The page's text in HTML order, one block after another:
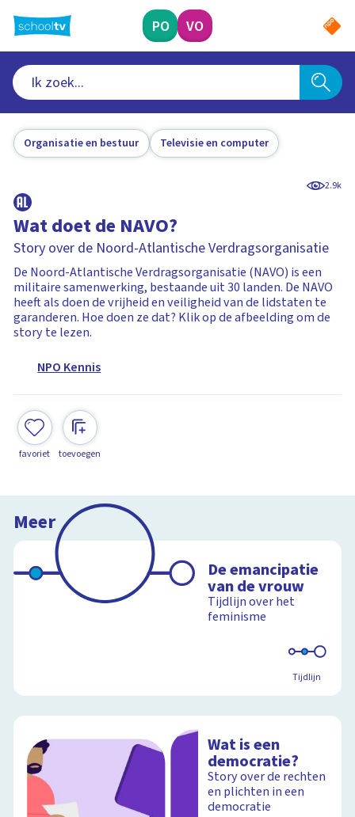
naar
hoofdinhoud
PO VO
Organisatie en bestuur Televisie en computer
2.9k
Wat doet de NAVO?
Story over de Noord-Atlantische Verdragsorganisatie
De Noord-Atlantische Verdragsorganisatie (NAVO) is een
militaire samenwerking, bestaande uit 30 landen. De NAVO
heeft als doen de vrijheid en veiligheid van de lidstaten te
garanderen. Hoe doen ze dat? Klik op de afbeelding om de
story te lezen.
NPO Kennis
favoriet toevoegen
Meer
De emancipatie
van de vrouw
Tijdlijn over het
feminisme
Tijdlijn
Wat is een
democratie?
Story over de rechten
en plichten in een
democratie